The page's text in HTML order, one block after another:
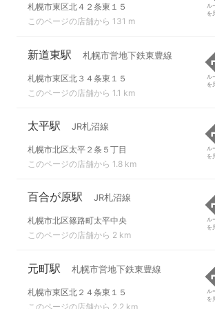
札幌市東区北４２条東１５
このページの店舗から 131 m
ル
を
新道東駅 札幌市営地下鉄東豊線
札幌市東区北３４条東１５
このページの店舗から 1.1 km
ル
を
太平駅 JR札沼線
札幌市北区太平２条５丁目
このページの店舗から 1.8 km
ル
を
百合が原駅 JR札沼線
札幌市北区篠路町太平中央
このページの店舗から 2 km
ル
を
元町駅 札幌市営地下鉄東豊線
札幌市東区北２４条東１５
このページの店舗から 2.2 km
ル
を